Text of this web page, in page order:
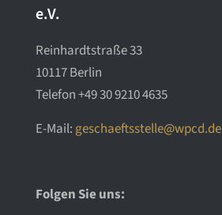
e.V.
Reinhardtstraße 33
10117 Berlin
Telefon+49 30 9210 4635
E-Mail:geschaeftsstelle@wpcd.de
Folgen Sie uns: